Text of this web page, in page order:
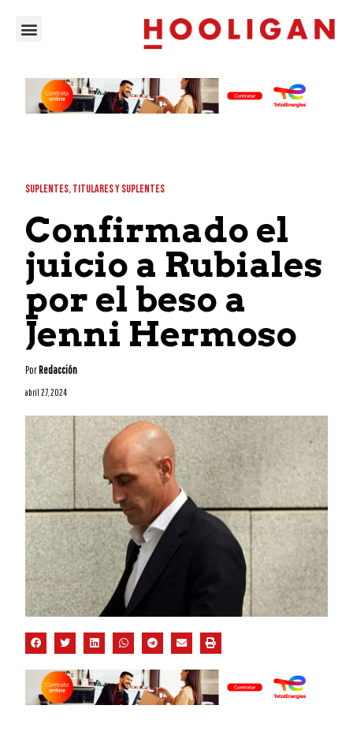
SUPLENTES,TITULARES Y SUPLENTES
Confirmado el
juicio a Rubiales
por el beso a
Jenni Hermoso
PorRedacción
abril 27, 2024